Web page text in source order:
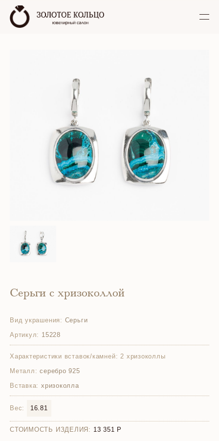
Серьги с хризоколлой
Вид украшения: Серьги
Артикул: 15228
Характеристики вставок/камней: 2 хризоколлы
Металл: серебро 925
Вставка: хризоколла
Вес: 16.81
СТОИМОСТЬ ИЗДЕЛИЯ: 13 351